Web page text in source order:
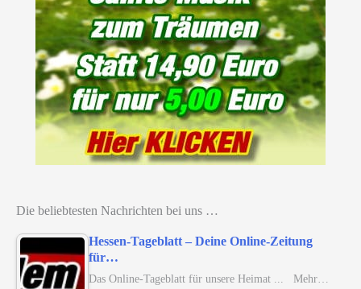
Die beliebtesten Nachrichten bei uns …
Hessen-Tageblatt – Deine Online-Zeitung
für…
Das Online-Tageblatt für unsere Heimat ... Mehr…